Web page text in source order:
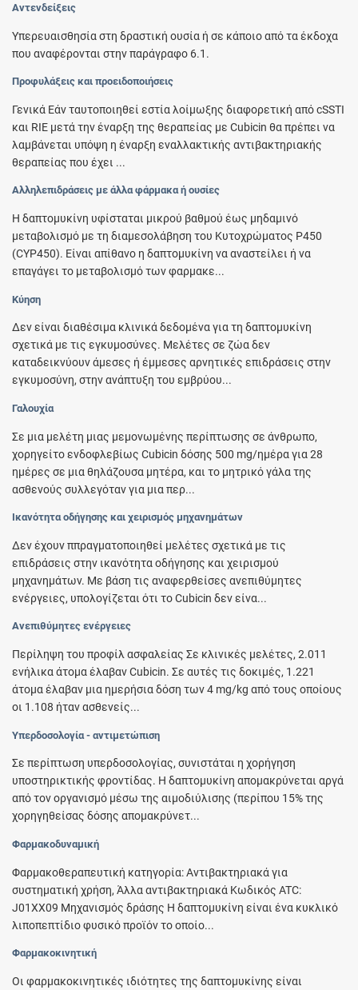
Αντενδείξεις
Υπερευαισθησία στη δραστική ουσία ή σε κάποιο από τα έκδοχα
που αναφέρονται στην παράγραφο 6.1.
Προφυλάξεις και προειδοποιήσεις
Γενικά Εάν ταυτοποιηθεί εστία λοίμωξης διαφορετική από cSSTI
και RIE μετά την έναρξη της θεραπείας με Cubicin θα πρέπει να
λαμβάνεται υπόψη η έναρξη εναλλακτικής αντιβακτηριακής
θεραπείας που έχει ...
Αλληλεπιδράσεις με άλλα φάρμακα ή ουσίες
Η δαπτομυκίνη υφίσταται μικρού βαθμού έως μηδαμινό
μεταβολισμό με τη διαμεσολάβηση του Κυτοχρώματος P450
(CYP450). Είναι απίθανο η δαπτομυκίνη να αναστείλει ή να
επαγάγει το μεταβολισμό των φαρμακε...
Κύηση
Δεν είναι διαθέσιμα κλινικά δεδομένα για τη δαπτομυκίνη
σχετικά με τις εγκυμοσύνες. Μελέτες σε ζώα δεν
καταδεικνύουν άμεσες ή έμμεσες αρνητικές επιδράσεις στην
εγκυμοσύνη, στην ανάπτυξη του εμβρύου...
Γαλουχία
Σε μια μελέτη μιας μεμονωμένης περίπτωσης σε άνθρωπο,
χορηγείτο ενδοφλεβίως Cubicin δόσης 500 mg/ημέρα για 28
ημέρες σε μια θηλάζουσα μητέρα, και το μητρικό γάλα της
ασθενούς συλλεγόταν για μια περ...
Ικανότητα οδήγησης και χειρισμός μηχανημάτων
Δεν έχουν ππραγματοποιηθεί μελέτες σχετικά με τις
επιδράσεις στην ικανότητα οδήγησης και χειρισμού
μηχανημάτων. Με βάση τις αναφερθείσες ανεπιθύμητες
ενέργειες, υπολογίζεται ότι το Cubicin δεν είνα...
Ανεπιθύμητες ενέργειες
Περίληψη του προφίλ ασφαλείας Σε κλινικές μελέτες, 2.011
ενήλικα άτομα έλαβαν Cubicin. Σε αυτές τις δοκιμές, 1.221
άτομα έλαβαν μια ημερήσια δόση των 4 mg/kg από τους οποίους
οι 1.108 ήταν ασθενείς...
Υπερδοσολογία - αντιμετώπιση
Σε περίπτωση υπερδοσολογίας, συνιστάται η χορήγηση
υποστηρικτικής φροντίδας. Η δαπτομυκίνη απομακρύνεται αργά
από τον οργανισμό μέσω της αιμοδιύλισης (περίπου 15% της
χορηγηθείσας δόσης απομακρύνετ...
Φαρμακοδυναμική
Φαρμακοθεραπευτική κατηγορία: Αντιβακτηριακά για
συστηματική χρήση, Άλλα αντιβακτηριακά Κωδικός ATC:
J01XX09 Μηχανισμός δράσης Η δαπτομυκίνη είναι ένα κυκλικό
λιποπεπτίδιο φυσικό προϊόν το οποίο...
Φαρμακοκινητική
Οι φαρμακοκινητικές ιδιότητες της δαπτομυκίνης είναι